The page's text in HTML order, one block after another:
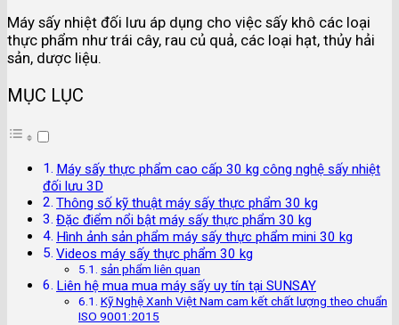
Máy sấy nhiệt đối lưu áp dụng cho việc sấy khô các loại
thực phẩm như trái cây, rau củ quả, các loại hạt, thủy hải
sản, dược liệu.
MỤC LỤC
Máy sấy thực phẩm cao cấp 30 kg công nghệ sấy nhiệt
đối lưu 3D
Thông số kỹ thuật máy sấy thực phẩm 30 kg
Đặc điểm nổi bật máy sấy thực phẩm 30 kg
Hình ảnh sản phẩm máy sấy thực phẩm mini 30 kg
Videos máy sấy thực phẩm 30 kg
sản phẩm liên quan
Liên hệ mua mua máy sấy uy tín tại SUNSAY
Kỹ Nghệ Xanh Việt Nam cam kết chất lượng theo chuẩn
ISO 9001:2015